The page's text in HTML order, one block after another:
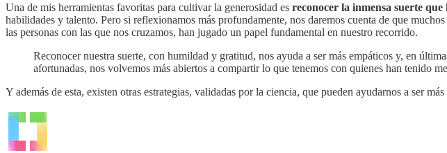
Una de mis herramientas favoritas para cultivar la generosidad es reconocer la inmensa suerte
habilidades y talento. Pero si reflexionamos más profundamente, nos daremos cuenta de que
las personas con las que nos cruzamos, han jugado un papel fundamental en nuestro recorrido.
Reconocer nuestra suerte, con humildad y gratitud, nos ayuda a ser más empáticos y, en
afortunadas, nos volvemos más abiertos a compartir lo que tenemos con quienes han tenido
Y además de esta, existen otras estrategias, validadas por la ciencia, que pueden ayudarnos a ser más